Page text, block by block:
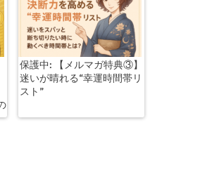
保護中: 【メルマガ特典③】
迷いが晴れる“幸運時間帯リ
スト”